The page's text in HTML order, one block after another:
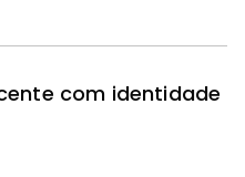
com identidade